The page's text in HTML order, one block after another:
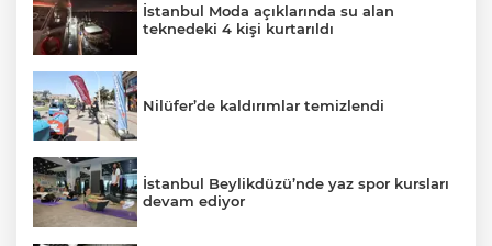
İstanbul Moda açıklarında su alan
teknedeki 4 kişi kurtarıldı
Nilüfer’de kaldırımlar temizlendi
İstanbul Beylikdüzü’nde yaz spor kursları
devam ediyor